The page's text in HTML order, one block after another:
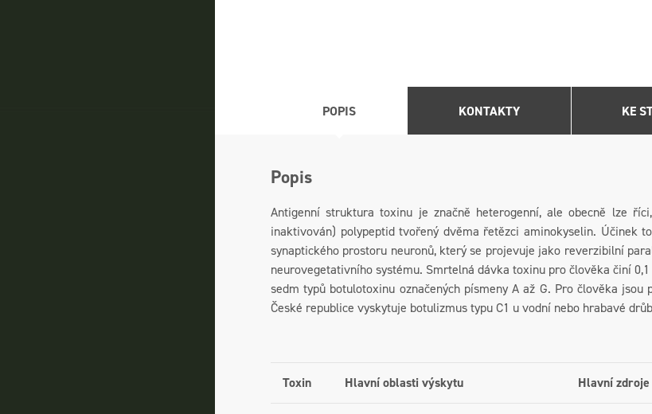
POPIS KONTAKTY KE
Popis
Antigenní struktura toxinu je značně heterogenní, ale obecně lze
inaktivován) polypeptid tvořený dvěma řetězci aminokyselin. Účinek
synaptického prostoru neuronů, který se projevuje jako reverzibilní
neurovegetativního systému. Smrtelná dávka toxinu pro člověka činí
sedm typů botulotoxinu označených písmeny A až G. Pro člověka
České republice vyskytuje botulizmus typu C1 u vodní nebo hrabavé
Toxin Hlavní oblasti výskytu Hlavní zdroje